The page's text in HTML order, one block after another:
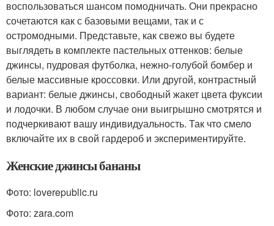
воспользоваться шансом помодничать. Они прекрасно
сочетаются как с базовыми вещами, так и с
остромодными. Представьте, как свежо вы будете
выглядеть в комплекте пастельных оттенков: белые
джинсы, пудровая футболка, нежно-голубой бомбер и
белые массивные кроссовки. Или другой, контрастный
вариант: белые джинсы, свободный жакет цвета фуксии
и лодочки. В любом случае они выигрышно смотрятся и
подчеркивают вашу индивидуальность. Так что смело
включайте их в свой гардероб и экспериментируйте.
Женские джинсы бананы
Фото: loverepublic.ru
Фото: zara.com